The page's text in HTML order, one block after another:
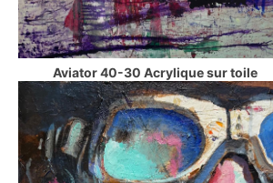
Aviator 40-30 Acrylique sur toile